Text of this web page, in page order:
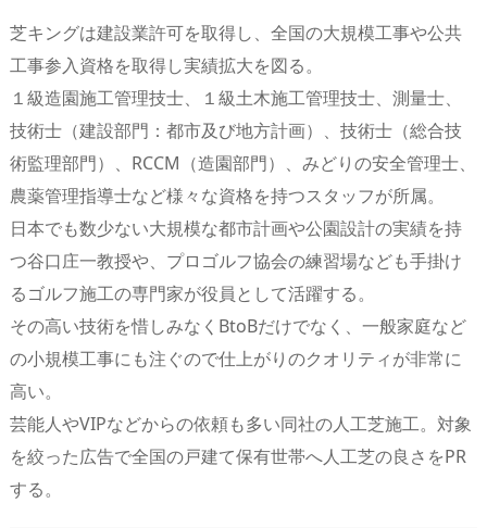
芝キングは建設業許可を取得し、全国の大規模工事や公共
工事参入資格を取得し実績拡大を図る。
１級造園施工管理技士、１級土木施工管理技士、測量士、
技術士（建設部門：都市及び地方計画）、技術士（総合技
術監理部門）、RCCM（造園部門）、みどりの安全管理士、
農薬管理指導士など様々な資格を持つスタッフが所属。
日本でも数少ない大規模な都市計画や公園設計の実績を持
つ谷口庄一教授や、プロゴルフ協会の練習場なども手掛け
るゴルフ施工の専門家が役員として活躍する。
その高い技術を惜しみなくBtoBだけでなく、一般家庭など
の小規模工事にも注ぐので仕上がりのクオリティが非常に
高い。
芸能人やVIPなどからの依頼も多い同社の人工芝施工。対象
を絞った広告で全国の戸建て保有世帯へ人工芝の良さをPR
する。